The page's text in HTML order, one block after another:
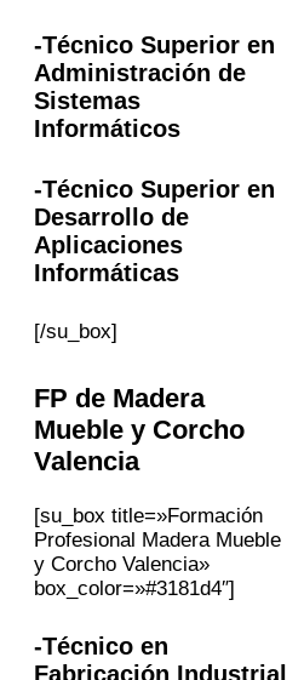
-Técnico Superior en
Administración de
Sistemas
Informáticos
-Técnico Superior en
Desarrollo de
Aplicaciones
Informáticas
[/su_box]
FP de Madera
Mueble y Corcho
Valencia
[su_box title=»Formación
Profesional Madera Mueble
y Corcho Valencia»
box_color=»#3181d4″]
-Técnico en
Fabricación Industrial